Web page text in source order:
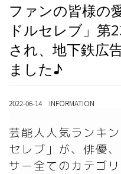
ファンの皆様の
ドルセレブ」第
され、地下鉄広
ました♪
2022-06-14 INFORMATION
芸能人人気ランキ
セレブ」が、俳優
サー全てのカテゴ